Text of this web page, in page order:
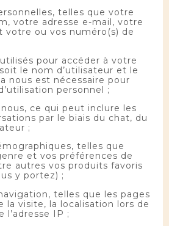
telles que votre
votre adresse e-mail, votre
votre ou vos numéro(s) de
pour accéder à votre
le nom d’utilisateur et le
nous est nécessaire pour
personnel ;
ce qui peut inclure les
par le biais du chat, du
;
telles que
et vos préférences de
autres vos produits favoris
y portez) ;
telles que les pages
la visite, la localisation lors de
l’adresse IP ;